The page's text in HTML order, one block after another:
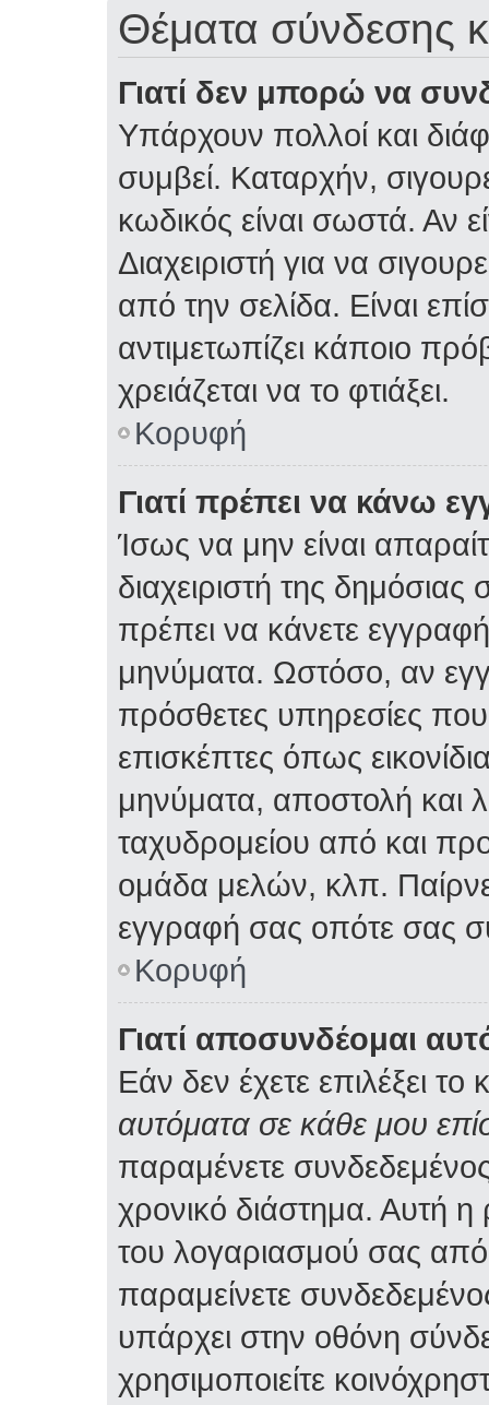
Θέματα σύνδεσης
Γιατί δεν μπορώ να
Υπάρχουν πολλοί και
συμβεί. Καταρχήν,
κωδικός είναι σωστά. Αν
Διαχειριστή για να
από την σελίδα. Είναι
αντιμετωπίζει κάποιο
χρειάζεται να το φτιάξει.
Κορυφή
Γιατί πρέπει να κάνω
Ίσως να μην είναι
διαχειριστή της δημόσιας
πρέπει να κάνετε
μηνύματα. Ωστόσο, αν
πρόσθετες υπηρεσίες που
επισκέπτες όπως
μηνύματα, αποστολή και
ταχυδρομείου από και
ομάδα μελών, κλπ.
εγγραφή σας οπότε σας
Κορυφή
Γιατί αποσυνδέομαι
Εάν δεν έχετε επιλέξει το
αυτόματα σε κάθε μου
παραμένετε
χρονικό διάστημα. Αυτή
του λογαριασμού σας
παραμείνετε
υπάρχει στην οθόνη
χρησιμοποιείτε